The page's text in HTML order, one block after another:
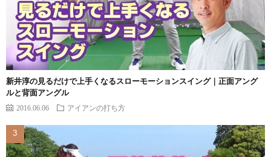
新井淳の見るだけで上手くなるスローモーションスイング｜正面アング
ルと背面アングル
2016.06.06 アイアンの打ち方